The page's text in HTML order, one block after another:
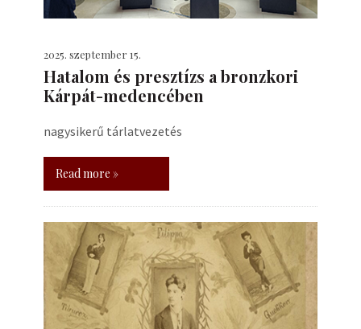
2025. szeptember 15.
Hatalom és presztízs a bronzkori
Kárpát-medencében
nagysikerű tárlatvezetés
Read more »